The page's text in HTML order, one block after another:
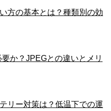
方の基本とは？種類別の効
か？JPEGとの違いとメリ
リー対策は？低温下での運